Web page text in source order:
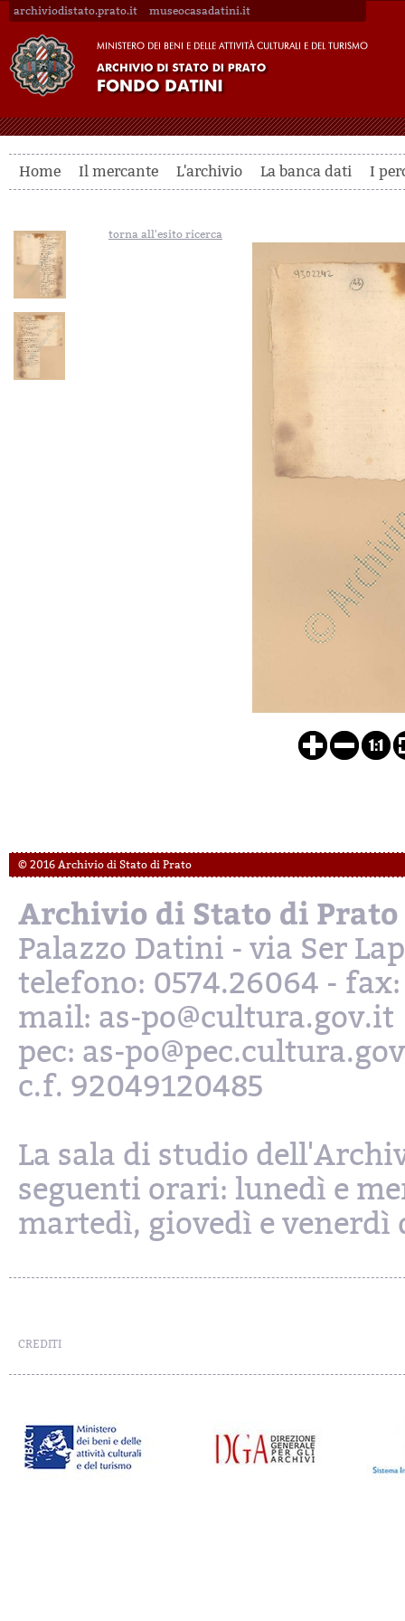
archiviodistato.prato.it museocasadatini.it
Home Il mercante L'archivio La banca dati I
torna all'esito ricerca
© 2016 Archivio di Stato di Prato
Archivio di Stato di Prato
Palazzo Datini - via Ser
telefono: 0574.26064 - fax:
mail: as-po@cultura.gov.it
pec: as-
c.f. 92049120485
La sala di studio
seguenti orari: lunedì e
martedì, giovedì e venerdì
CREDITI